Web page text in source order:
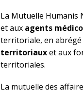
La Mutuelle Humanis
et aux agents
territoriale, en
territoriauxet aux
territoriales.
La mutuelle des